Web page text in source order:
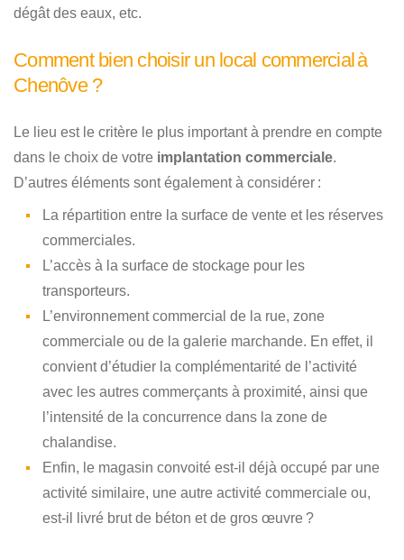
dégât des eaux, etc.
Comment bien choisir un local commercial à
Chenôve ?
Le lieu est le critère le plus important à prendre en compte
dans le choix de votre implantation commerciale.
D’autres éléments sont également à considérer :
La répartition entre la surface de vente et les réserves
commerciales.
L’accès à la surface de stockage pour les
transporteurs.
L’environnement commercial de la rue, zone
commerciale ou de la galerie marchande. En effet, il
convient d’étudier la complémentarité de l’activité
avec les autres commerçants à proximité, ainsi que
l’intensité de la concurrence dans la zone de
chalandise.
Enfin, le magasin convoité est-il déjà occupé par une
activité similaire, une autre activité commerciale ou,
est-il livré brut de béton et de gros œuvre ?